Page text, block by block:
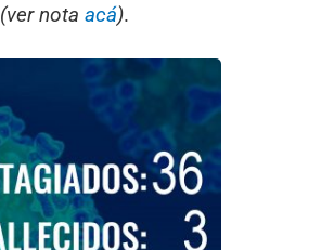
(ver notaacá).